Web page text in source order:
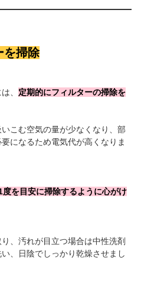
掃除
、 定期的にフィルターの掃除を
こむ空気の量が少なくなり、部
になるため電気代が高くなりま
を目安に掃除するように心がけ
、汚れが目立つ場合は中性洗剤
、日陰でしっかり乾燥させまし